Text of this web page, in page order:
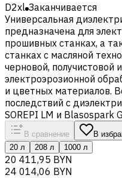
D2xl Заканчивается
Универсальная
предназначена для
прошивных станках, а
станках с масляной
черновой, получистовой
электроэрозионной
и цветных материалов.
последствий с
SOREPI LM и Blasospark
В сравнение В
20 л
208 л 1000 л
20 411,95 BYN
24 014,06 BYN